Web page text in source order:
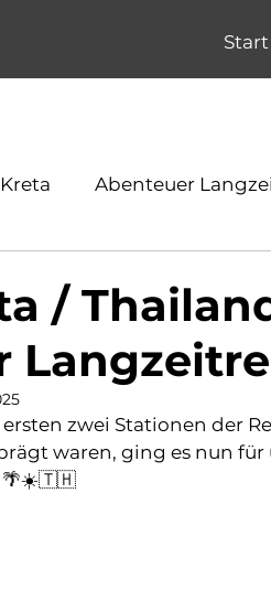
Start
Kreta Abenteuer
/
zwei Stationen der
waren, ging es nun
🌴☀️🇹🇭